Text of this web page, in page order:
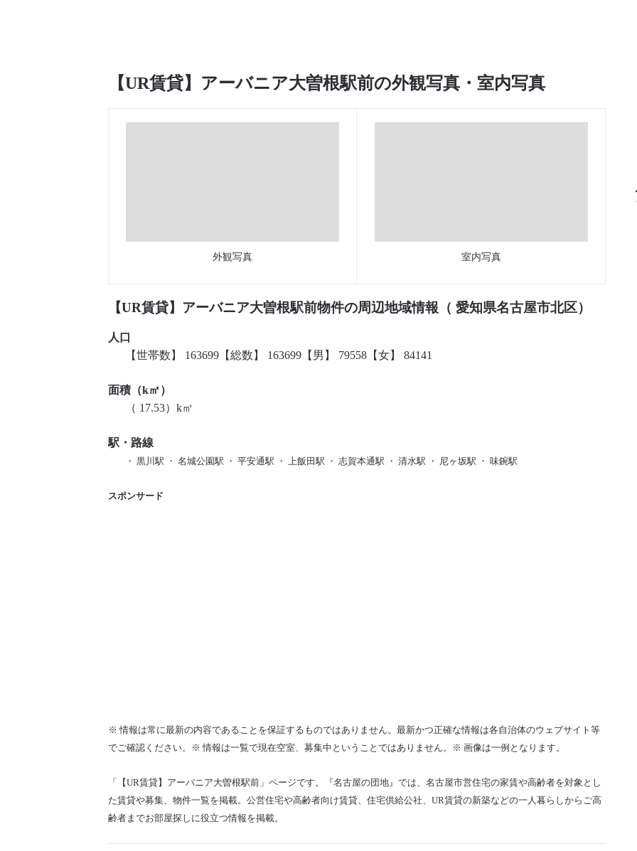
【UR賃貸】アーバニア大曽根駅前の外観写真・室内写真
外観写真 室内写真
【UR賃貸】アーバニア大曽根駅前物件の周辺地域情報（ 愛知県名古屋市北区）
人口
【世帯数】 163699【総数】 163699【男】 79558【女】 84141
面積（k㎡）
（ 17.53）k㎡
駅・路線
・ 黒川駅 ・ 名城公園駅 ・ 平安通駅 ・ 上飯田駅 ・ 志賀本通駅 ・ 清水駅 ・ 尼ヶ坂駅 ・ 味鋺駅
スポンサード
※ 情報は常に最新の内容であることを保証するものではありません。最新かつ正確な情報は各自治体のウェブサイト等
でご確認ください。※ 情報は一覧で現在空室、募集中ということではありません。※ 画像は一例となります。
「【UR賃貸】アーバニア大曽根駅前」ページです。『名古屋の団地』では、名古屋市営住宅の家賃や高齢者を対象とし
た賃貸や募集、物件一覧を掲載。公営住宅や高齢者向け賃貸、住宅供給公社、UR賃貸の新築などの一人暮らしからご高
齢者までお部屋探しに役立つ情報を掲載。